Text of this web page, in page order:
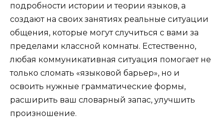
подробности истории и теории языков, а
создают на своих занятиях реальные ситуации
общения, которые могут случиться с вами за
пределами классной комнаты. Естественно,
любая коммуникативная ситуация помогает не
только сломать «языковой барьер», но и
освоить нужные грамматические формы,
расширить ваш словарный запас, улучшить
произношение.